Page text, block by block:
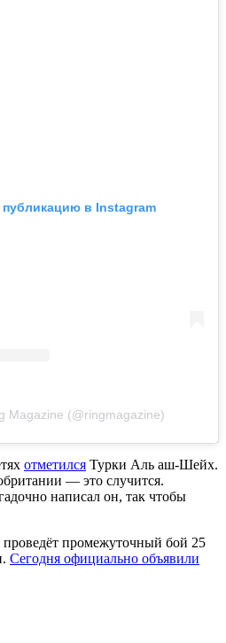
публикацию в Instagram
Magazine (@ringmagazine)
отметился Турки Аль аш-Шейх.
— это случится.
написал он, так чтобы
промежуточный бой 25
Сегодня официально объявили